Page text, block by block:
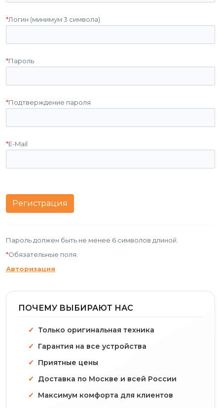
*Логин (минимум 3 символа)
*Пароль
*Подтверждение пароля
*E-Mail
Пароль должен быть не менее 6 символов длиной.
*Обязательные поля.
Авторизация
ПОЧЕМУ ВЫБИРАЮТ НАС
Только оригинальная техника
Гарантия на все устройства
Приятные цены
Доставка по Москве и всей России
Максимум комфорта для клиентов